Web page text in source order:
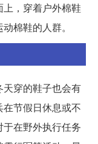
，穿着户外棉鞋
棉鞋的人群。
穿的鞋子也会有
节假日休息或不
在野外执行任务